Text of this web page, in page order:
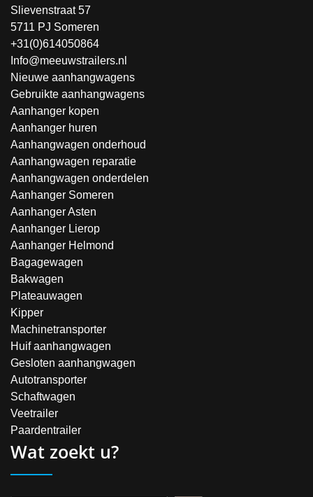
Slievenstraat 57
5711 PJ Someren
+31(0)614050864
Info@meeuwstrailers.nl
Nieuwe aanhangwagens
Gebruikte aanhangwagens
Aanhanger kopen
Aanhanger huren
Aanhangwagen onderhoud
Aanhangwagen reparatie
Aanhangwagen onderdelen
Aanhanger Someren
Aanhanger Asten
Aanhanger Lierop
Aanhanger Helmond
Bagagewagen
Bakwagen
Plateauwagen
Kipper
Machinetransporter
Huif aanhangwagen
Gesloten aanhangwagen
Autotransporter
Schaftwagen
Veetrailer
Paardentrailer
Wat zoekt u?